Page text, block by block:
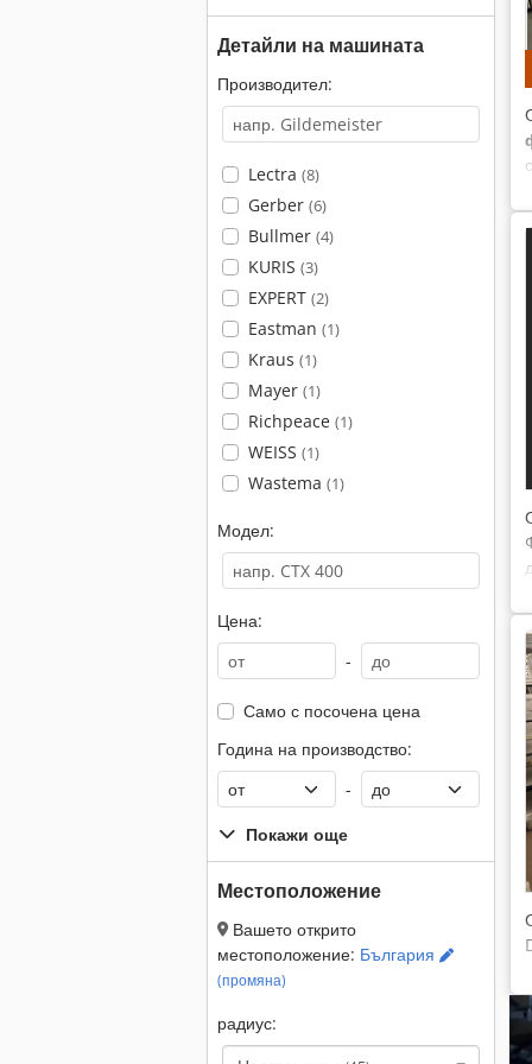
Детайли на машината
Производител:
Lectra (8)
Gerber (6)
Bullmer (4)
KURIS (3)
EXPERT (2)
Eastman (1)
Kraus (1)
Mayer (1)
Richpeace (1)
WEISS (1)
Wastema (1)
Модел:
Цена:
-
Само с посочена цена
Година на производство:
-
Покажи още
Местоположение
Вашето открито
местоположение: България
(промяна)
радиус: